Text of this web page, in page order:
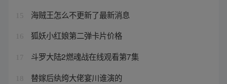
15 海贼王怎么不更新了最新消息
16 狐妖小红娘第二弹卡片价格
17 斗罗大陆2燃魂战在线观看第7集
18 替嫁后纨绔大佬宴川谁演的